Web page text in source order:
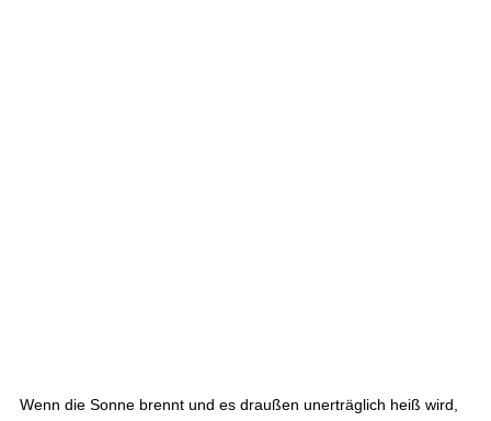
Wenn die Sonne brennt und es draußen unerträglich heiß wird,